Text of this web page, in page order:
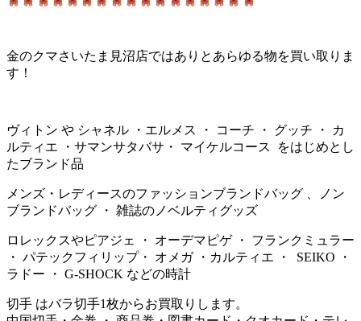
金のクマさいたま見沼店ではありとあらゆる物を買い取りま
す！
ヴィトン や シャネル ・エルメス ・ コーチ ・ グッチ ・ カ
ルティエ ・サマンサタバサ・ マイケルコース をはじめとし
たブランド品
メンズ・レディースのファッションブランドバッグ 、ノン
ブランドバッグ ・ 雑誌のノベルティグッズ
ロレックスやピアジェ ・ オーデマピゲ ・ フランクミュラー
・ パテックフィリップ・ オメガ ・カルティエ ・ SEIKO ・
ラドー ・ G-SHOCK などの時計
切手 はバラ切手1枚からお買取りします。